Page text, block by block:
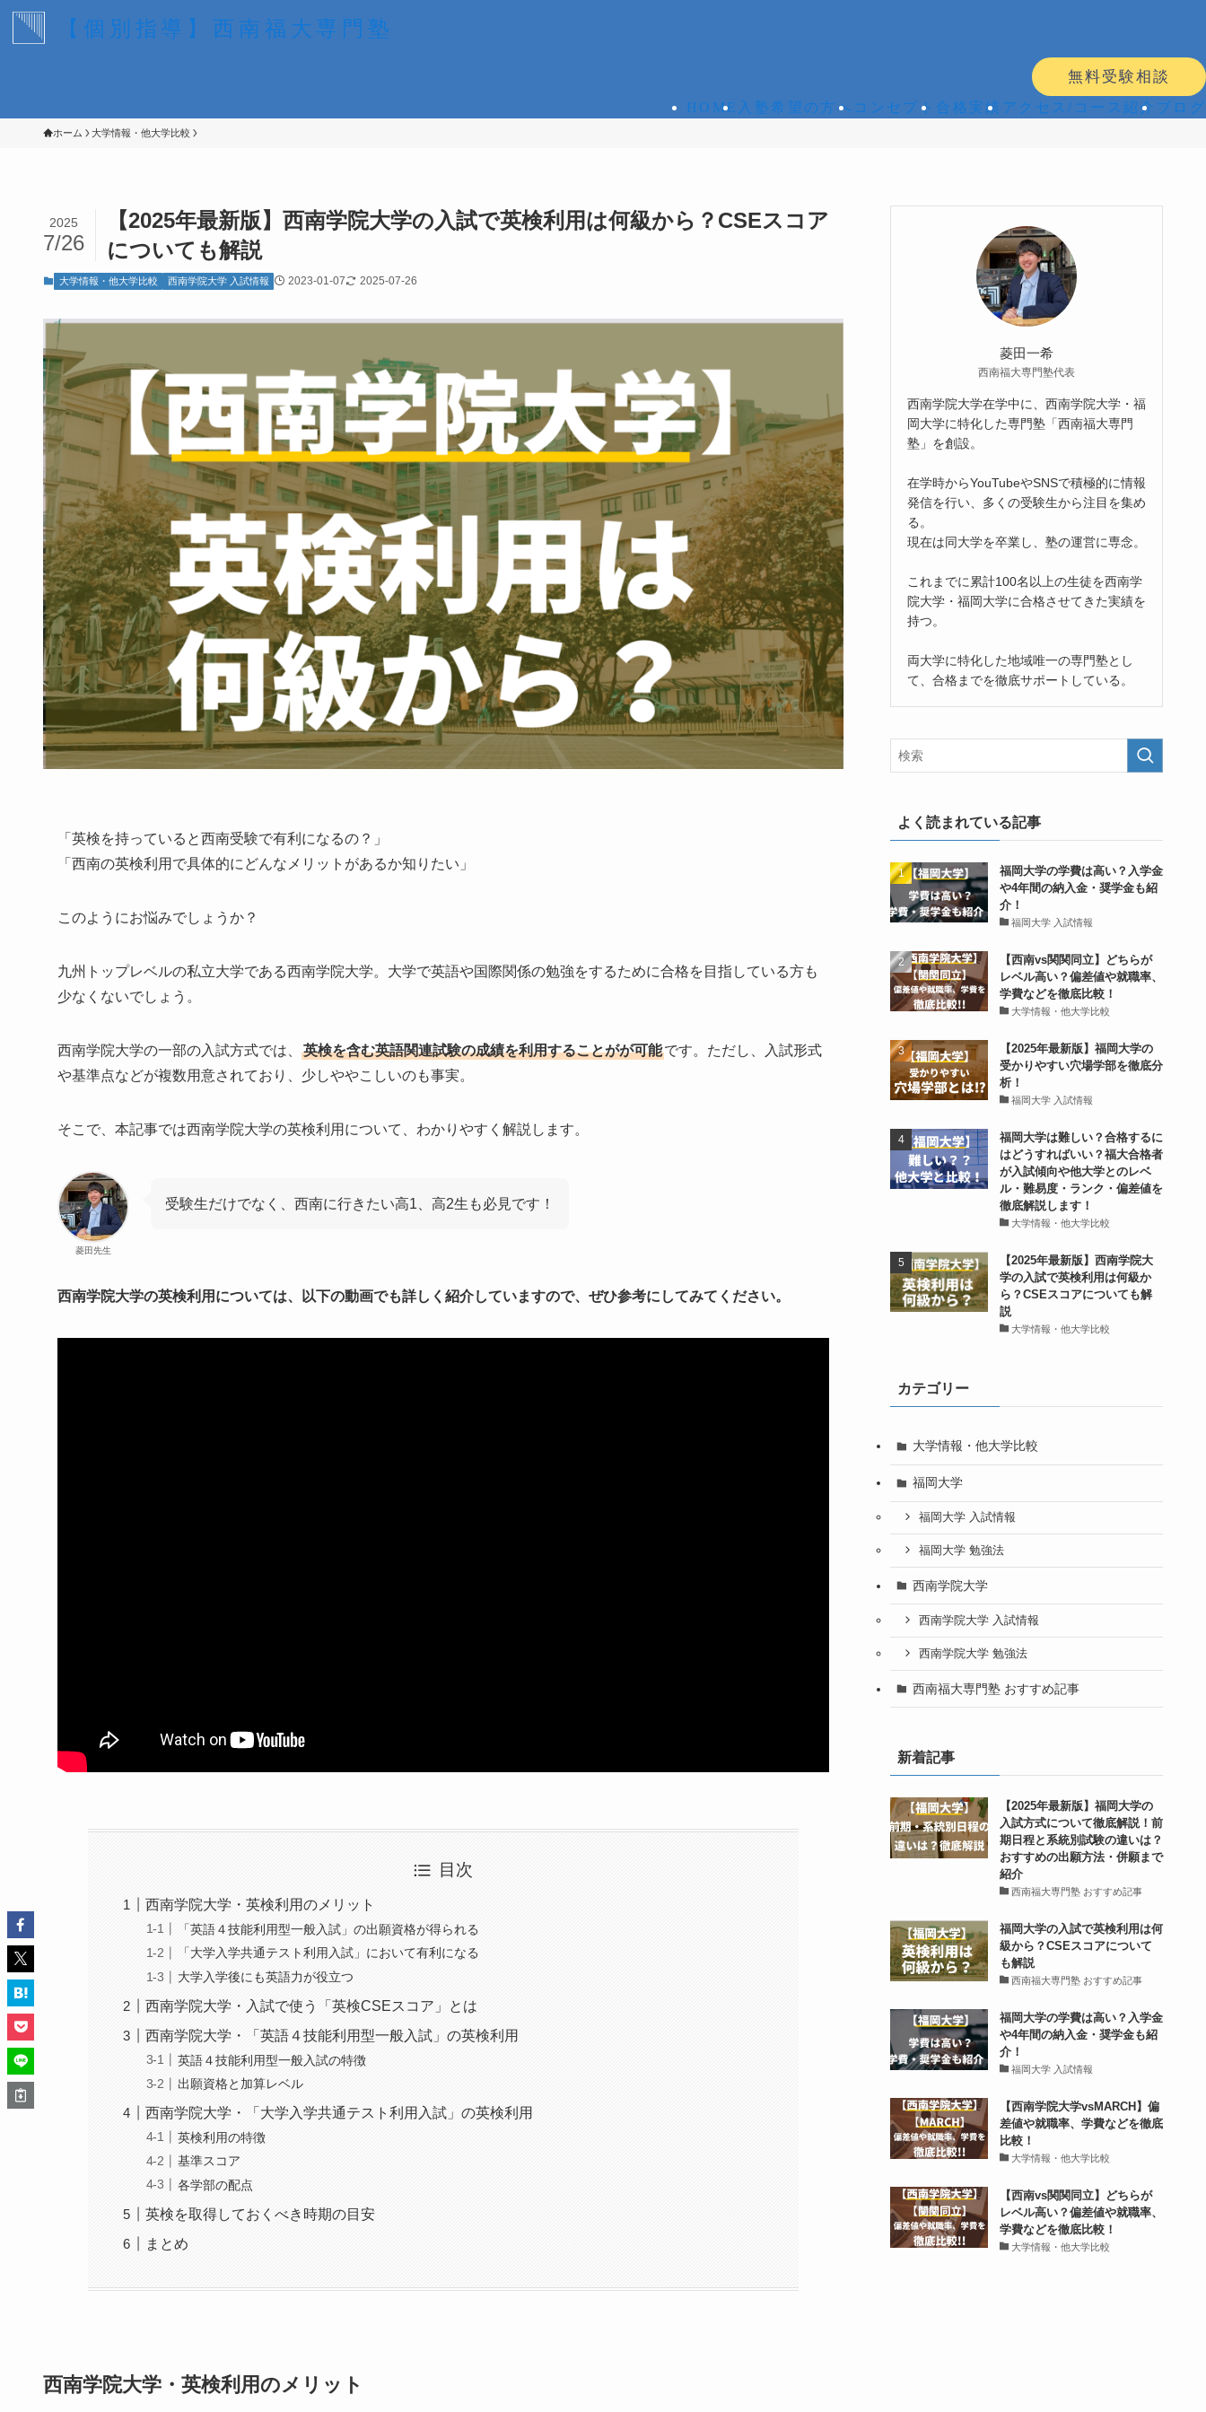
【個別指導】西南福大専門塾
無料受験相談
HOME 入塾希望の方へ コンセプト 合格実績 アクセス/コース紹介 ブログ
ホーム 大学情報・他大学比較
【2025年最新版】西南学院大学の入試で英検利用は何級から？CSEスコア
についても解説
2025
7/26
大学情報・他大学比較 西南学院大学 入試情報 2023-01-07 2025-07-26
「英検を持っていると西南受験で有利になるの？」
「西南の英検利用で具体的にどんなメリットがあるか知りたい」
このようにお悩みでしょうか？
九州トップレベルの私立大学である西南学院大学。大学で英語や国際関係の勉強をするために合格を目指している方も
少なくないでしょう。
西南学院大学の一部の入試方式では、 英検を含む英語関連試験の成績を利用することがが可能です。ただし、入試形式
や基準点などが複数用意されており、少しややこしいのも事実。
そこで、本記事では西南学院大学の英検利用について、わかりやすく解説します。
菱田先生
受験生だけでなく、西南に行きたい高1、高2生も必見です！
西南学院大学の英検利用については、以下の動画でも詳しく紹介していますので、ぜひ参考にしてみてください。
目次
西南学院大学・英検利用のメリット
「英語４技能利用型一般入試」の出願資格が得られる
「大学入学共通テスト利用入試」において有利になる
大学入学後にも英語力が役立つ
西南学院大学・入試で使う「英検CSEスコア」とは
西南学院大学・「英語４技能利用型一般入試」の英検利用
英語４技能利用型一般入試の特徴
出願資格と加算レベル
西南学院大学・「大学入学共通テスト利用入試」の英検利用
英検利用の特徴
基準スコア
各学部の配点
英検を取得しておくべき時期の目安
まとめ
西南学院大学・英検利用のメリット
菱田一希
西南福大専門塾代表
西南学院大学在学中に、西南学院大学・福
岡大学に特化した専門塾「西南福大専門
塾」を創設。
在学時からYouTubeやSNSで積極的に情報
発信を行い、多くの受験生から注目を集め
る。
現在は同大学を卒業し、塾の運営に専念。
これまでに累計100名以上の生徒を西南学
院大学・福岡大学に合格させてきた実績を
持つ。
両大学に特化した地域唯一の専門塾とし
て、合格までを徹底サポートしている。
よく読まれている記事
福岡大学の学費は高い？入学金
や4年間の納入金・奨学金も紹
介！
福岡大学 入試情報
【西南vs関関同立】どちらが
レベル高い？偏差値や就職率、
学費などを徹底比較！
大学情報・他大学比較
【2025年最新版】福岡大学の
受かりやすい穴場学部を徹底分
析！
福岡大学 入試情報
福岡大学は難しい？合格するに
はどうすればいい？福大合格者
が入試傾向や他大学とのレベ
ル・難易度・ランク・偏差値を
徹底解説します！
大学情報・他大学比較
【2025年最新版】西南学院大
学の入試で英検利用は何級か
ら？CSEスコアについても解
説
大学情報・他大学比較
カテゴリー
大学情報・他大学比較
福岡大学
福岡大学 入試情報
福岡大学 勉強法
西南学院大学
西南学院大学 入試情報
西南学院大学 勉強法
西南福大専門塾 おすすめ記事
新着記事
【2025年最新版】福岡大学の
入試方式について徹底解説！前
期日程と系統別試験の違いは？
おすすめの出願方法・併願まで
紹介
西南福大専門塾 おすすめ記事
福岡大学の入試で英検利用は何
級から？CSEスコアについて
も解説
西南福大専門塾 おすすめ記事
福岡大学の学費は高い？入学金
や4年間の納入金・奨学金も紹
介！
福岡大学 入試情報
【西南学院大学vsMARCH】偏
差値や就職率、学費などを徹底
比較！
大学情報・他大学比較
【西南vs関関同立】どちらが
レベル高い？偏差値や就職率、
学費などを徹底比較！
大学情報・他大学比較